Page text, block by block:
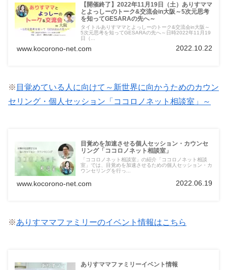
【開催終了】2022年11月19日（土）ありすママ
とよっしーのトーク&交流会in大阪～5次元思考
を知ってGESARAの先へ～
タイトルありすママとよっしーのトーク&交流会in大阪～
5次元思考を知ってGESARAの先へ～日時2022年11月19
日（...
www.kocorono-net.com 2022.10.22
※ 目覚めている人に向けて～新世界に向かうためのカウン
セリング・個人セッション「ココロノネット相談室」～
目覚めを加速させる個人セッション・カウンセ
リング「ココロノネット相談室」
「ココロノネット相談室」の紹介「ココロノネット相談
室」では、目覚めを加速させるための個人セッション・カ
ウンセリングを行っ...
www.kocorono-net.com 2022.06.19
※ありすママファミリーのイベント情報はこちら
ありすママファミリーイベント情報